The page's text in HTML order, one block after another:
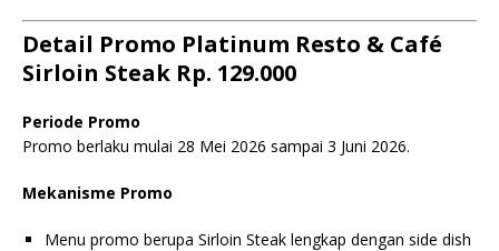
Detail Promo Platinum Resto & Café
Sirloin Steak Rp. 129.000
Periode Promo
Promo berlaku mulai 28 Mei 2026 sampai 3 Juni 2026.
Mekanisme Promo
Menu promo berupa Sirloin Steak lengkap dengan side dish